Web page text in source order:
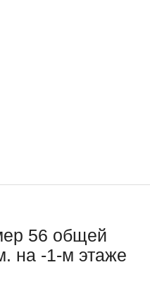
56 общей
на -1-м этаже